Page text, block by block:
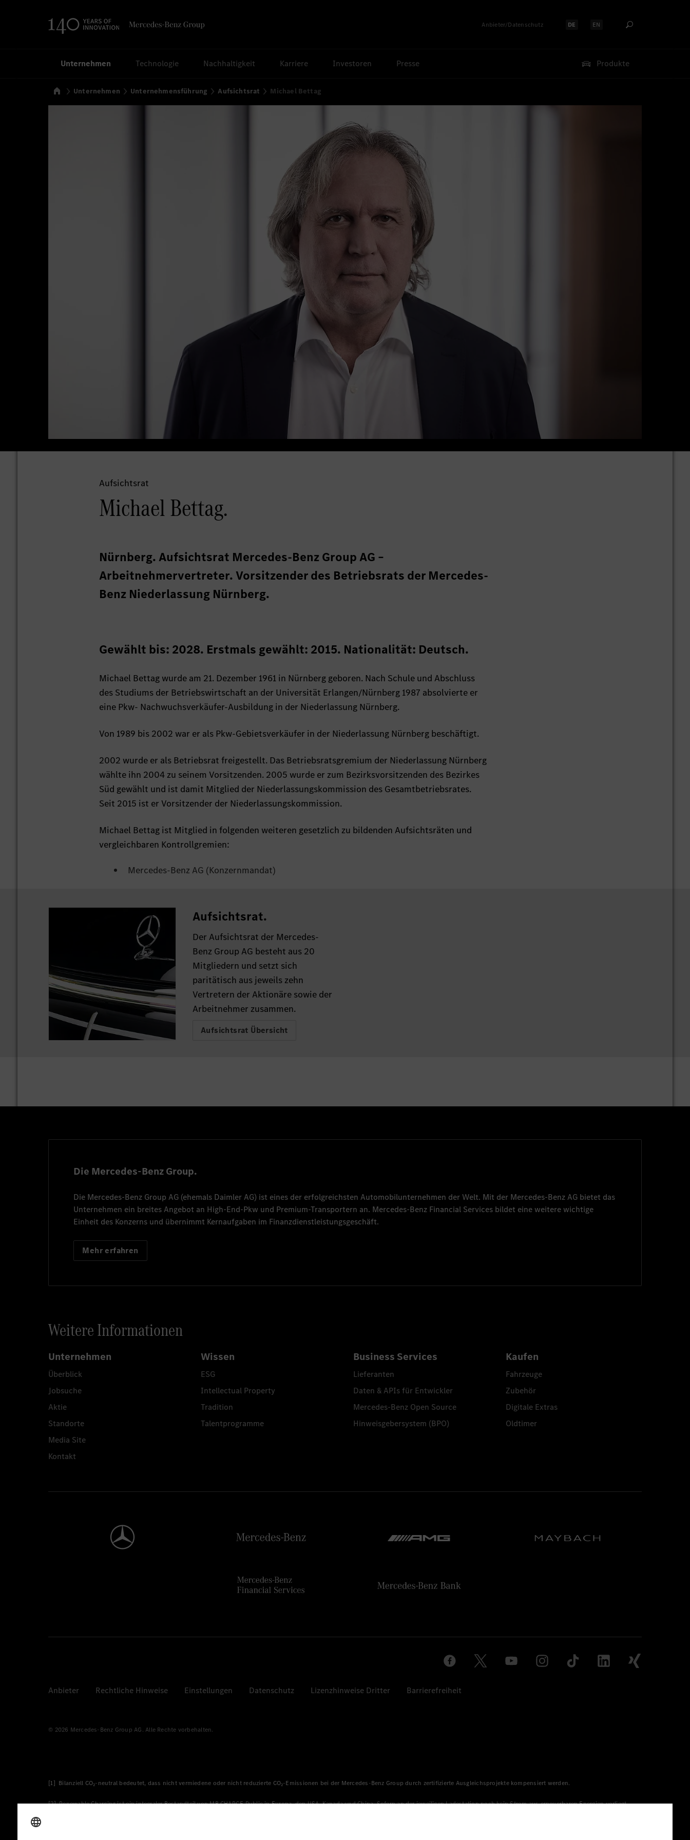
Anbieter/Datenschutz Sprache auswählen:
DE Sprache auswählen:
EN
Unternehmen Technologie Nachhaltigkeit Karriere Investoren Presse Produkte
Startseite
Unternehmen Unternehmensführung Aufsichtsrat Michael Bettag
Aufsichtsrat
Michael Bettag.
Nürnberg. Aufsichtsrat Mercedes-Benz Group AG –
Arbeitnehmervertreter. Vorsitzender des Betriebsrats der Mercedes-
Benz Niederlassung Nürnberg.
Gewählt bis: 2028. Erstmals gewählt: 2015. Nationalität: Deutsch.
Michael Bettag wurde am 21. Dezember 1961 in Nürnberg geboren. Nach Schule und Abschluss
des Studiums der Betriebswirtschaft an der Universität Erlangen/Nürnberg 1987 absolvierte er
eine Pkw- Nachwuchsverkäufer-Ausbildung in der Niederlassung Nürnberg.
Von 1989 bis 2002 war er als Pkw-Gebietsverkäufer in der Niederlassung Nürnberg beschäftigt.
2002 wurde er als Betriebsrat freigestellt. Das Betriebsratsgremium der Niederlassung Nürnberg
wählte ihn 2004 zu seinem Vorsitzenden. 2005 wurde er zum Bezirksvorsitzenden des Bezirkes
Süd gewählt und ist damit Mitglied der Niederlassungskommission des Gesamtbetriebsrates.
Seit 2015 ist er Vorsitzender der Niederlassungskommission.
Michael Bettag ist Mitglied in folgenden weiteren gesetzlich zu bildenden Aufsichtsräten und
vergleichbaren Kontrollgremien:
Mercedes-Benz AG (Konzernmandat)
Aufsichtsrat.
Der Aufsichtsrat der Mercedes-
Benz Group AG besteht aus 20
Mitgliedern und setzt sich
paritätisch aus jeweils zehn
Vertretern der Aktionäre sowie der
Arbeitnehmer zusammen.
Aufsichtsrat Übersicht
Die Mercedes-Benz Group.
Die Mercedes-Benz Group AG (ehemals Daimler AG) ist eines der erfolgreichsten Automobilunternehmen der Welt. Mit der Mercedes-Benz AG bietet das
Unternehmen ein breites Angebot an High-End-Pkw und Premium-Transportern an. Mercedes-Benz Financial Services bildet eine weitere wichtige
Einheit des Konzerns und übernimmt Kernaufgaben im Finanzdienstleistungsgeschäft.
Mehr erfahren
Weitere Informationen
Unternehmen
Überblick
Jobsuche
Aktie
Standorte
Media Site
Kontakt
Wissen
ESG
Intellectual Property
Tradition
Talentprogramme
Business Services
Lieferanten
Daten & APIs für Entwickler
Mercedes-Benz Open Source
Hinweisgebersystem (BPO)
Kaufen
Fahrzeuge
Zubehör
Digitale Extras
Oldtimer
Anbieter Rechtliche Hinweise Einstellungen Datenschutz Lizenzhinweise Dritter Barrierefreiheit
© 2026 Mercedes-Benz Group AG. Alle Rechte vorbehalten.
[1] Bilanziell CO₂-neutral bedeutet, dass nicht vermiedene oder nicht reduzierte CO₂-Emissionen bei der Mercedes-Benz Group durch zertifizierte Ausgleichsprojekte kompensiert werden.
[2] Renewable Charging ist ein integraler Bestandteil von MB.CHARGE Public in Europa, den USA, Kanada und China. Sofern an der jeweiligen Ladestation noch kein Strom aus erneuerbaren Energien vorliegt,